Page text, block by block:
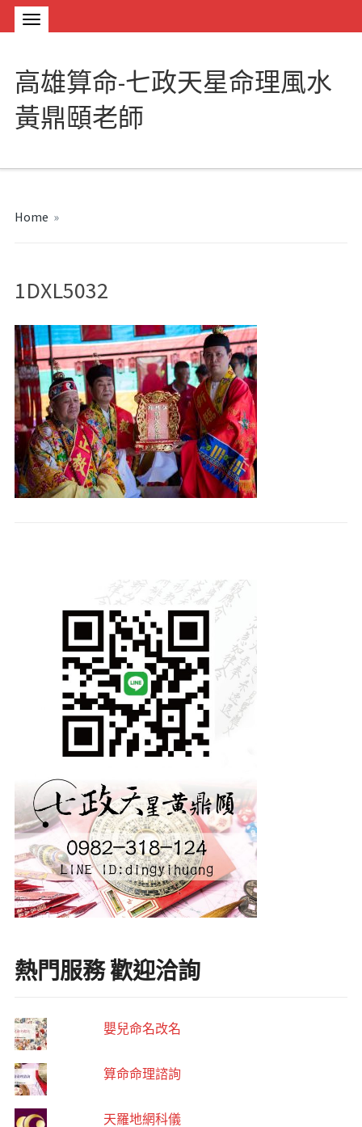
高雄算命-七政天星命理風水
黃鼎頤老師
Home »
1DXL5032
熱門服務 歡迎洽詢
嬰兒命名改名
算命命理諮詢
天羅地網科儀